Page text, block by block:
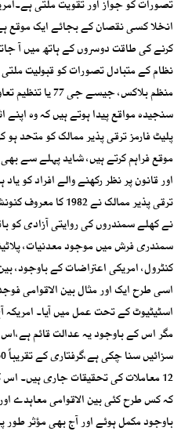
تصورات کو جواز اور تقویت ملتی
انخلا کسی نقصان کے بجائے ایک موقع
کرنے کی طاقت دوسروں کے ہاتھ میں آ
نظام کے متبادل تصورات کو قبولیت
سنجیدہ مواقع پیدا ہوتے ہیں کہ وہ
پلیٹ فارمز ترقی پذیر ممالک کو متحد
موقع فراہم کرتے ہیں، شاید پہلے سے
اور قانون پر نظر رکھنے والے افراد کو
ترقی پذیر ممالک نے
نے کھلے سمندروں کی روایتی آزادی کو
سمندری فرش میں موجود معدنیات،
کنٹرول، امریکی اعتراضات کے باوجود،
اسی طرح ایک اور مثال بین الاقوامی
اسٹیٹیوٹ کے تحت عمل میں آیا۔
12 معاملات کی تحقیقات جاری ہیں۔
کہ کس طرح کئی بین الاقوامی معاہدے
باوجود مکمل ہوئے اور آج بھی مؤثر طور